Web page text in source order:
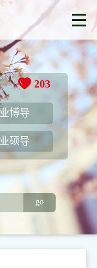
203
博导
硕导
go